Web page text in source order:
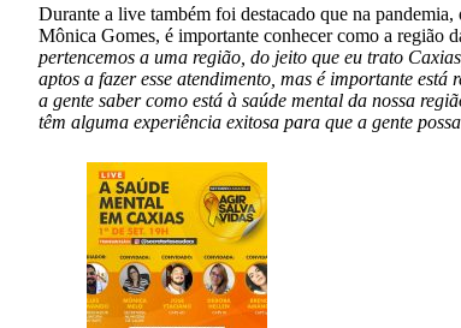
Durante a live também foi destacado que na
Mônica Gomes, é importante conhecer como a região
pertencemos a uma região, do jeito que eu trato
aptos a fazer esse atendimento, mas é importante
a gente saber como está à saúde mental da nossa
têm alguma experiência exitosa para que a gente